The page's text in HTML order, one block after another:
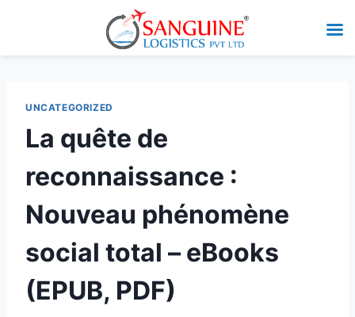
UNCATEGORIZED
La quête de
reconnaissance :
Nouveau phénomène
social total – eBooks
(EPUB, PDF)